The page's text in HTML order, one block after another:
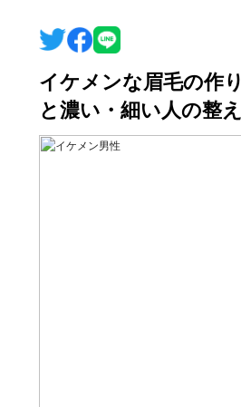
イケメンな眉毛の作
と濃い・細い人の整